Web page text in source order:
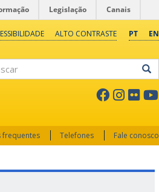
Legislação Canais
PT EN
ALTO CONTRASTE
frequentes Telefones Fale conosco